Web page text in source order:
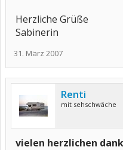
Herzliche Grüße
Sabinerin
31. März 2007
Renti
mit sehschwäche
vielen herzlichen dank